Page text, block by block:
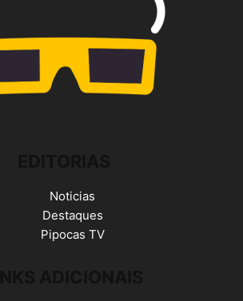
Noticias
Destaques
Pipocas TV